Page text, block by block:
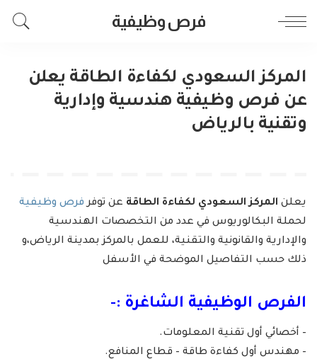
فرص وظيفية
المركز السعودي لكفاءة الطاقة يعلن
عن فرص وظيفية هندسية وإدارية
وتقنية بالرياض
يعلن المركز السعودي لكفاءة الطاقة عن توفرفرص وظيفية
لحملة البكالوريوس في عدد من التخصصات الهندسية
والإدارية والقانونية والتقنية، للعمل بالمركز بمدينة الرياض،و
ذلك حسب التفاصيل الموضحة في الأسفل
الفرص الوظيفية الشاغرة :-
– أخصائي أول تقنية المعلومات.
– مهندس أول كفاءة طاقة – قطاع المنافع.